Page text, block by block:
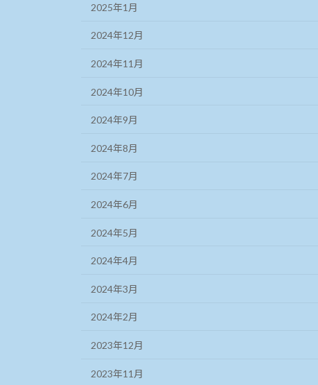
2025年1月
2024年12月
2024年11月
2024年10月
2024年9月
2024年8月
2024年7月
2024年6月
2024年5月
2024年4月
2024年3月
2024年2月
2023年12月
2023年11月